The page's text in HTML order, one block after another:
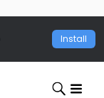
Install